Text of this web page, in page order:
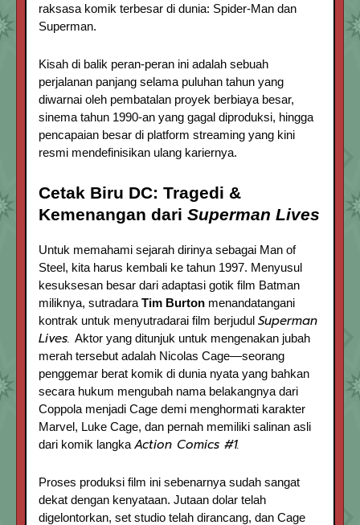
raksasa komik terbesar di dunia: Spider-Man dan
Superman.
Kisah di balik peran-peran ini adalah sebuah
perjalanan panjang selama puluhan tahun yang
diwarnai oleh pembatalan proyek berbiaya besar,
sinema tahun 1990-an yang gagal diproduksi, hingga
pencapaian besar di platform streaming yang kini
resmi mendefinisikan ulang kariernya.
Cetak Biru DC: Tragedi &
Kemenangan dari Superman Lives
Untuk memahami sejarah dirinya sebagai Man of
Steel, kita harus kembali ke tahun 1997. Menyusul
kesuksesan besar dari adaptasi gotik film Batman
miliknya, sutradara Tim Burton menandatangani
kontrak untuk menyutradarai film berjudul Superman
Lives. Aktor yang ditunjuk untuk mengenakan jubah
merah tersebut adalah Nicolas Cage—seorang
penggemar berat komik di dunia nyata yang bahkan
secara hukum mengubah nama belakangnya dari
Coppola menjadi Cage demi menghormati karakter
Marvel, Luke Cage, dan pernah memiliki salinan asli
dari komik langka Action Comics #1.
Proses produksi film ini sebenarnya sudah sangat
dekat dengan kenyataan. Jutaan dolar telah
digelontorkan, set studio telah dirancang, dan Cage